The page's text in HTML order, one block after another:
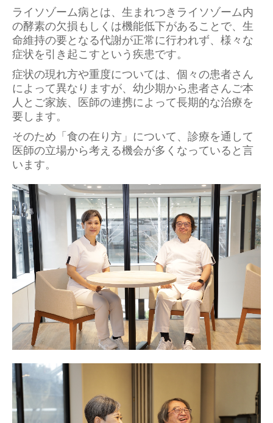
ライソゾーム病とは、生まれつきライソゾーム内
の酵素の欠損もしくは機能低下があることで、生
命維持の要となる代謝が正常に行われず、様々な
症状を引き起こすという疾患です。
症状の現れ方や重度については、個々の患者さん
によって異なりますが、幼少期から患者さんご本
人とご家族、医師の連携によって長期的な治療を
要します。
そのため「食の在り方」について、診療を通して
医師の立場から考える機会が多くなっていると言
います。